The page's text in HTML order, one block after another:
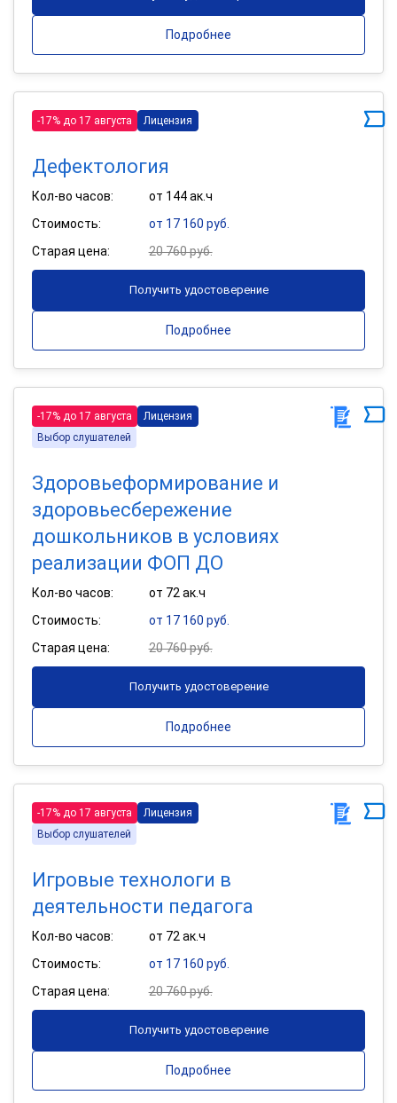
Подробнее
-17% до 17 августа Лицензия
Дефектология
Кол-во часов:
от 144 ак.ч
Стоимость:
от 17 160 руб.
Старая цена:
20 760 руб.
Получить удостоверение
Подробнее
-17% до 17 августа
Лицензия
Выбор слушателей
Здоровьеформирование и
здоровьесбережение
дошкольников в условиях
реализации ФОП ДО
Кол-во часов:
от 72 ак.ч
Стоимость:
от 17 160 руб.
Старая цена:
20 760 руб.
Получить удостоверение
Подробнее
-17% до 17 августа
Лицензия
Выбор слушателей
Игровые технологи в
деятельности педагога
Кол-во часов:
от 72 ак.ч
Стоимость:
от 17 160 руб.
Старая цена:
20 760 руб.
Получить удостоверение
Подробнее